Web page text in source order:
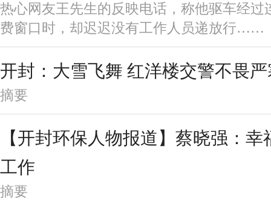
热心网友王先生的反映电话，称他驱车经过
费窗口时，却迟迟没有工作人员递放行……
开封：大雪飞舞 红洋楼交警不畏
摘要
【开封环保人物报道】蔡晓强：
工作
摘要